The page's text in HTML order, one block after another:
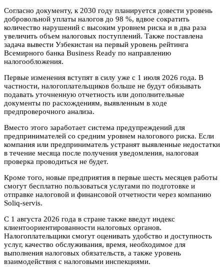
Согласно документу, к 2030 году планируется довести уровень
добровольной уплаты налогов до 98 %, вдвое сократить
количество нарушений с высоким уровнем риска и в два раза
увеличить объем налоговых поступлений. Также поставлена
задача вывести Узбекистан на первый уровень рейтинга
Всемирного банка Business Ready по направлению
налогообложения.
Первые изменения вступят в силу уже с 1 июля 2026 года. В
частности, налогоплательщиков больше не будут обязывать
подавать уточненную отчетность или дополнительные
документы по расхождениям, выявленным в ходе
предпроверочного анализа.
Вместо этого заработает система предупреждений для
предпринимателей со средним уровнем налогового риска. Если
компания или предприниматель устранят выявленные недостатки
в течение месяца после получения уведомления, налоговая
проверка проводиться не будет.
Кроме того, новые предприятия в первые шесть месяцев работы
смогут бесплатно пользоваться услугами по подготовке и
отправке налоговой и финансовой отчетности через компанию
Soliq-servis.
С 1 августа 2026 года в стране также введут индекс
клиентоориентированности налоговых органов.
Налогоплательщики смогут оценивать удобство и доступность
услуг, качество обслуживания, время, необходимое для
выполнения налоговых обязательств, а также уровень
взаимодействия с налоговыми инспекциями.